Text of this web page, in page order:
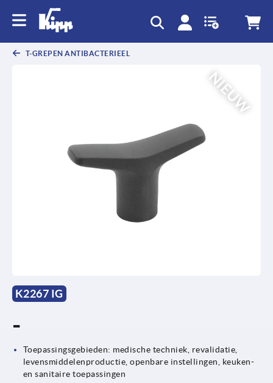
T-GREPEN ANTIBACTERIEEL
NIEUW
K2267 IG
-
Toepassingsgebieden: medische techniek, revalidatie,
levensmiddelenproductie, openbare instellingen, keuken-
en sanitaire toepassingen